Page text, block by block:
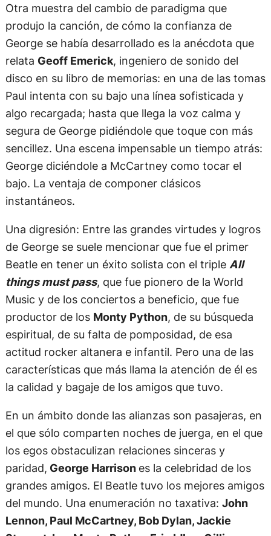
Otra muestra del cambio de paradigma que
produjo la canción, de cómo la confianza de
George se había desarrollado es la anécdota que
relata Geoff Emerick, ingeniero de sonido del
disco en su libro de memorias: en una de las tomas
Paul intenta con su bajo una línea sofisticada y
algo recargada; hasta que llega la voz calma y
segura de George pidiéndole que toque con más
sencillez. Una escena impensable un tiempo atrás:
George diciéndole a McCartney como tocar el
bajo. La ventaja de componer clásicos
instantáneos.
Una digresión: Entre las grandes virtudes y logros
de George se suele mencionar que fue el primer
Beatle en tener un éxito solista con el triple All
things must pass, que fue pionero de la World
Music y de los conciertos a beneficio, que fue
productor de los Monty Python, de su búsqueda
espiritual, de su falta de pomposidad, de esa
actitud rocker altanera e infantil. Pero una de las
características que más llama la atención de él es
la calidad y bagaje de los amigos que tuvo.
En un ámbito donde las alianzas son pasajeras, en
el que sólo comparten noches de juerga, en el que
los egos obstaculizan relaciones sinceras y
paridad, George Harrison es la celebridad de los
grandes amigos. El Beatle tuvo los mejores amigos
del mundo. Una enumeración no taxativa: John
Lennon, Paul McCartney, Bob Dylan, Jackie